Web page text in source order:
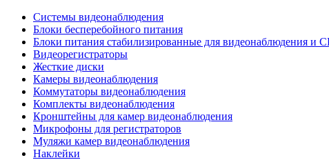
Системы видеонаблюдения
Блоки бесперебойного питания
Блоки питания стабилизированные для видеонаблюдения и
Видеорегистраторы
Жесткие диски
Камеры видеонаблюдения
Коммутаторы видеонаблюдения
Комплекты видеонаблюдения
Кронштейны для камер видеонаблюдения
Микрофоны для регистраторов
Муляжи камер видеонаблюдения
Наклейки